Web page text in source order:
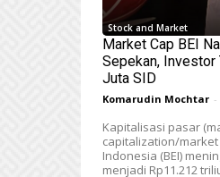
Stock and Market
Market Cap BEI
Sepekan, Investor
Juta SID
Komarudin Mochtar -
Kapitalisasi pasar
capitalization/market
Indonesia (BEI)
menjadi Rp11.212